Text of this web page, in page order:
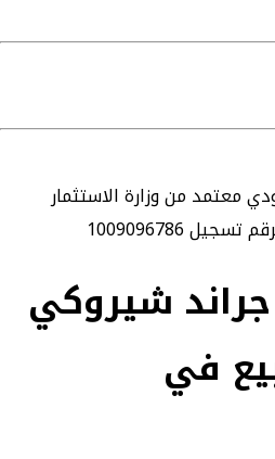
معتمد من وزارة الاستثمار
تسجيل 1009096786
شيروكي
للبيع في